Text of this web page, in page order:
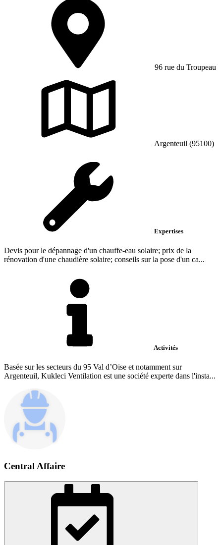
96 rue du Troupeau
Argenteuil (95100)
Expertises
Devis pour le dépannage d'un chauffe-eau solaire; prix de la
rénovation d'une chaudière solaire; conseils sur la pose d'un ca...
Activités
Basée sur les secteurs du 95 Val d’Oise et notamment sur
Argenteuil, Kukleci Ventilation est une société experte dans l'insta...
Central Affaire